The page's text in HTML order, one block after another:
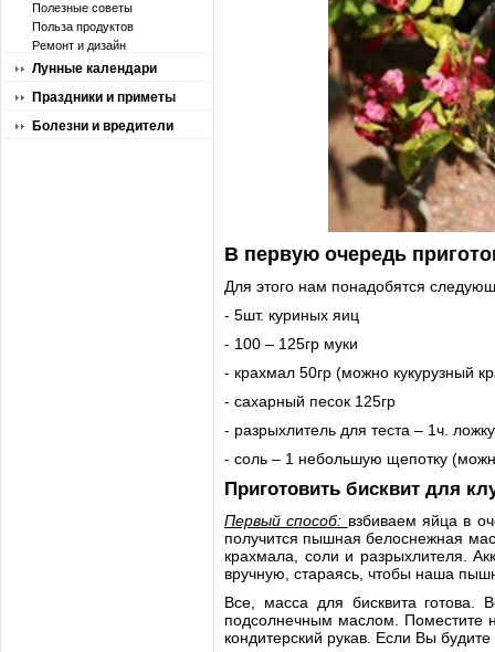
Полезные советы
Польза продуктов
Ремонт и дизайн
Лунные календари
Праздники и приметы
Болезни и вредители
В первую очередь
Для этого нам понадобятся
- 5шт. куриных яиц
- 100 – 125гр муки
- крахмал 50гр (можно кукурузный
- сахарный песок 125гр
- разрыхлитель для теста – 1ч. ложку
- соль – 1 небольшую щепотку
Приготовить бисквит для
Первый способ: взбиваем яйца в
получится пышная белоснежная
крахмала, соли и разрыхлителя.
вручную, стараясь, чтобы наша
Все, масса для бисквита готова.
подсолнечным маслом. Поместите
кондитерский рукав. Если Вы